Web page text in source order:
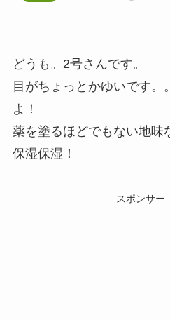
どうも。2号さんです。
目がちょっとかゆいです。
よ！
薬を塗るほどでもない地味
保湿保湿！
スポンサー